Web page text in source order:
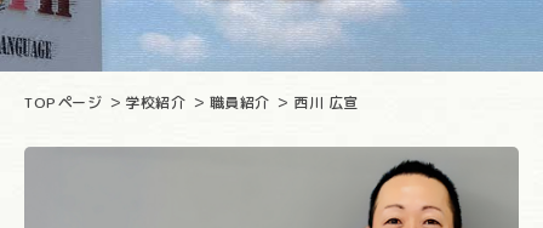
TOPページ 学校紹介 職員紹介 西川 広宣